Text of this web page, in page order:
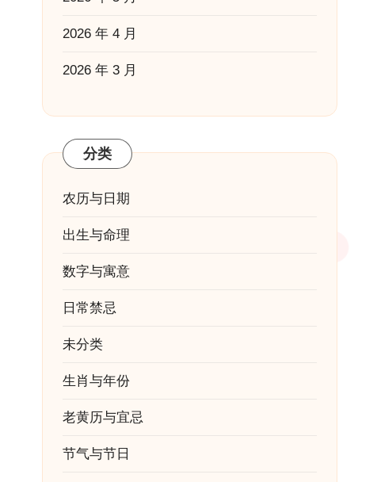
2026 年 4 月
2026 年 3 月
分类
农历与日期
出生与命理
数字与寓意
日常禁忌
未分类
生肖与年份
老黄历与宜忌
节气与节日